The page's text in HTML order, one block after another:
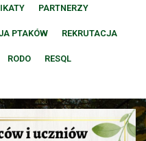
PARTNERZY
PTAKÓW REKRUTACJA
RODO RESQL